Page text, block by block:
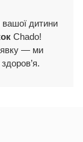
дитини
Chado!
— ми